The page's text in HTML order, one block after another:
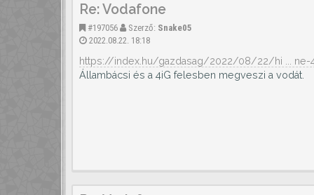
Re: Vodafone
#197056 Szerző: Snake05
2022.08.22. 18:18
https://index.hu/gazdasag/2022/08/22/hi ... ne-
Állambácsi és a 4iG felesben megveszi a vodát.